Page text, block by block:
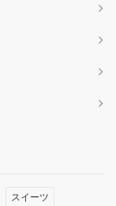
スイーツ